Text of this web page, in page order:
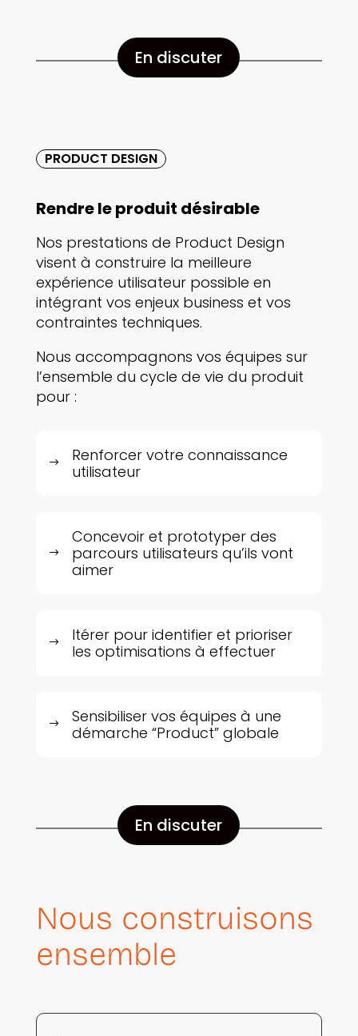
En discuter
PRODUCT DESIGN
Rendre le produit désirable
Nos prestations de Product Design
visent à construire la meilleure
expérience utilisateur possible en
intégrant vos enjeux business et vos
contraintes techniques.
Nous accompagnons vos équipes sur
l’ensemble du cycle de vie du produit
pour :
$
Renforcer votre connaissance
utilisateur
$
Concevoir et prototyper des
parcours utilisateurs qu’ils vont
aimer
$
Itérer pour identifier et prioriser
les optimisations à effectuer
$
Sensibiliser vos équipes à une
démarche “Product” globale
En discuter
Nous construisons
ensemble